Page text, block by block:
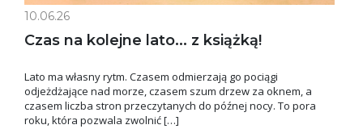
10.06.26
Czas na kolejne lato... z książką!
Lato ma własny rytm. Czasem odmierzają go pociągi
odjeżdżające nad morze, czasem szum drzew za oknem, a
czasem liczba stron przeczytanych do późnej nocy. To pora
roku, która pozwala zwolnić […]